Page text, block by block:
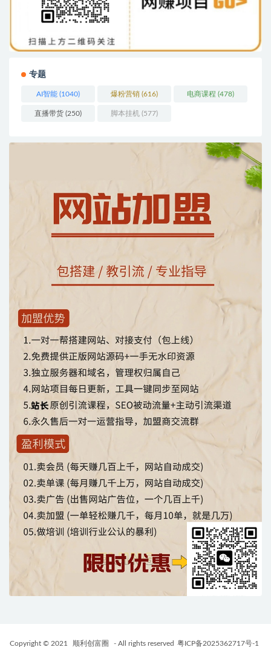
专题
AI智能 (1040) 爆粉营销 (616) 电商课程 (478)
直播带货 (250) 脚本挂机 (577)
Copyright © 2021 顺利创富圈 - All rights reserved 粤ICP备2025362717号-1